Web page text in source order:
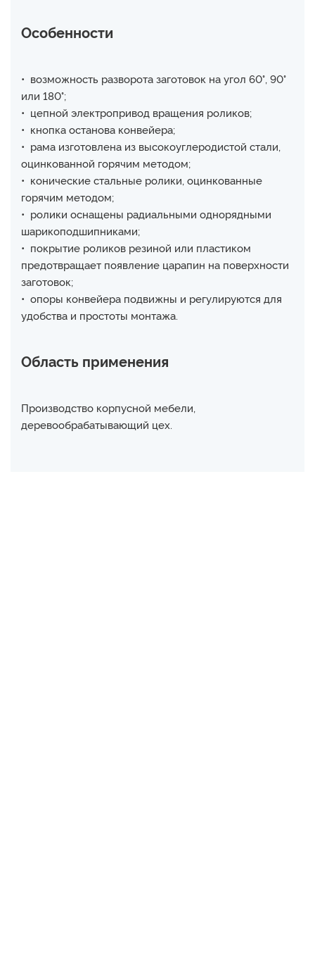
Особенности
• возможность разворота заготовок на угол 60°, 90°
или 180°;
• цепной электропривод вращения роликов;
• кнопка останова конвейера;
• рама изготовлена из высокоуглеродистой стали,
оцинкованной горячим методом;
• конические стальные ролики, оцинкованные
горячим методом;
• ролики оснащены радиальными однорядными
шарикоподшипниками;
• покрытие роликов резиной или пластиком
предотвращает появление царапин на поверхности
заготовок;
• опоры конвейера подвижны и регулируются для
удобства и простоты монтажа.
Область применения
Производство корпусной мебели,
деревообрабатывающий цех.